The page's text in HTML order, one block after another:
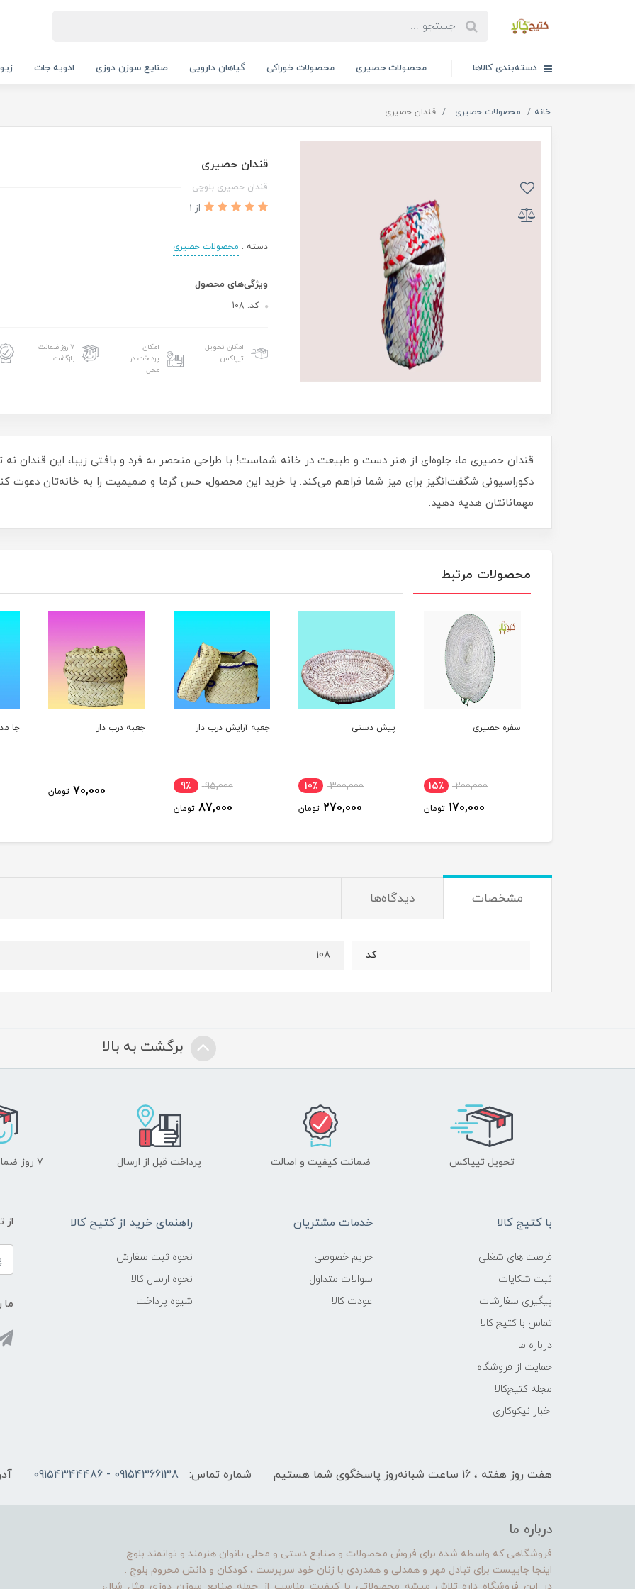
دسته‌بندی کالاها محصولات حصیری محصولات خوراکی گیاهان دارویی صنایع سوزن دوزی ادویه جات
خانه محصولات حصیری قندان حصیری
قندان حصیری
قندان حصیری بلوچی
از 1
دسته : محصولات حصیری
ویژگی‌های محصول
کد: 108
امکان تحویل
تیپاکس
امکان
پرداخت در
محل
۷ روز ضمانت
بازگشت
قندان حصیری ما، جلوه‌ای از هنر دست و طبیعت در خانه شماست! با طراحی منحصر به فرد و بافتی زیبا، این قندان نه
دکوراسیونی شگفت‌انگیز برای میز شما فراهم می‌کند. با خرید این محصول، حس گرما و صمیمیت را به خانه‌تان دعوت
مهمانانتان هدیه دهید.
محصولات مرتبط
پیش دستی
300,000 10٪
270,000 تومان
جعبه آرایش درب دار
95,000 9٪
87,000 تومان
جعبه درب دار
70,000 تومان
جا مدادی
90,000 23٪
جا
مشخصات دیدگاه‌ها
کد 108
برگشت به بالا
تحویل تیپاکس ضمانت کیفیت و اصالت پرداخت قبل از ارسال ۷ روز ضمانت بازگشت
با کتیج کالا
فرصت های شغلی
ثبت شکایات
پیگیری سفارشات
تماس با کتیج کالا
درباره ما
حمایت از فروشگاه
مجله کتیج‌کالا
اخبار نیکوکاری
خدمات مشتریان
حریم خصوصی
سوالات متداول
عودت کالا
راهنمای خرید از کتیج کالا
نحوه ثبت سفارش
نحوه ارسال کالا
شیوه پرداخت
از
ما
هفت روز هفته ، 16 ساعت شبانه‌روز پاسخگوی شما هستیم شماره تماس: 09154366138 - 09154344486
درباره ما
فروشگاهی که واسطه شده برای فروش محصولات و صنایع دستی و محلی بانوان هنرمند و توانمند بلوچ.
اینجا جاییست برای تبادل مهر و همدلی و همدردی با زنان خود سرپرست ، کودکان و دانش محروم بلوچ .